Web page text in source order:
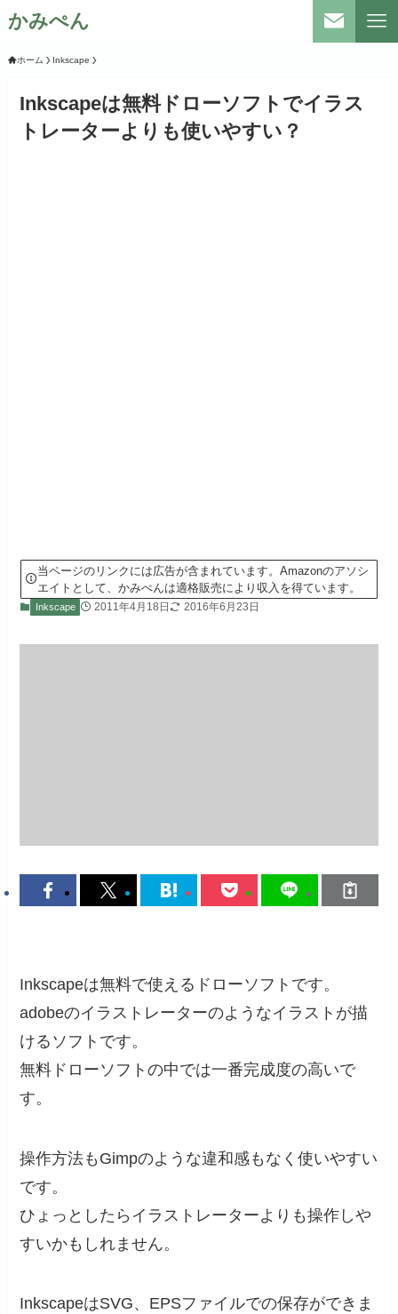
かみぺん
ホーム Inkscape
Inkscapeは無料ドローソフトでイラス
トレーターよりも使いやすい？
当ページのリンクには広告が含まれています。Amazonのアソシ
エイトとして、かみぺんは適格販売により収入を得ています。
Inkscape 2011年4月18日 2016年6月23日
Inkscapeは無料で使えるドローソフトです。
adobeのイラストレーターのようなイラストが描
けるソフトです。
無料ドローソフトの中では一番完成度の高いで
す。
操作方法もGimpのような違和感もなく使いやすい
です。
ひょっとしたらイラストレーターよりも操作しや
すいかもしれません。
InkscapeはSVG、EPSファイルでの保存ができま